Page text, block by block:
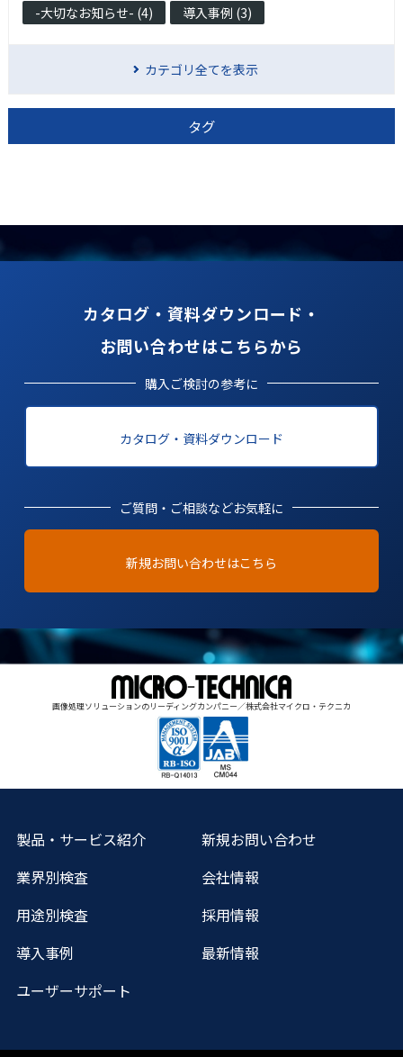
-大切なお知らせ- (4)
導入事例 (3)
カテゴリ全てを表示
タグ
カタログ・資料ダウンロード・
お問い合わせはこちらから
購入ご検討の参考に
カタログ・資料ダウンロード
ご質問・ご相談などお気軽に
新規お問い合わせはこちら
画像処理ソリューションのリーディングカンパニー／株式会社マイクロ・テクニカ
製品・サービス紹介
業界別検査
用途別検査
導入事例
ユーザーサポート
新規お問い合わせ
会社情報
採用情報
最新情報